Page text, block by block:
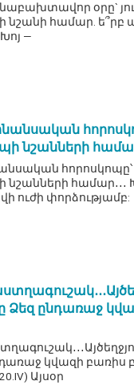
օրը`
նշանի համար. ե՞րբ
Խոյ —
նշանների
հորոսկոպը՝
համար․․․
ուժի փորձությամբ:
Ձեզ ընդառաջ
կվազի բառիս
Այսօր